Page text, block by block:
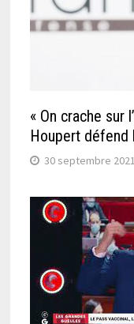
« On crache sur
Houpert défend
30 septembre 2021